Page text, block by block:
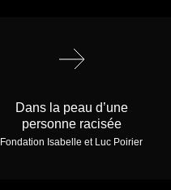
Dans la peau d’une
personne racisée
Fondation Isabelle et Luc Poirier